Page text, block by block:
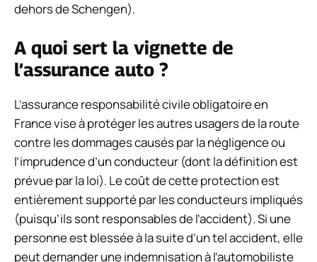
dehors de Schengen).
A quoi sert la vignette de
l’assurance auto ?
L’assurance responsabilité civile obligatoire en
France vise à protéger les autres usagers de la route
contre les dommages causés par la négligence ou
l’imprudence d’un conducteur (dont la définition est
prévue par la loi). Le coût de cette protection est
entièrement supporté par les conducteurs impliqués
(puisqu’ils sont responsables de l’accident). Si une
personne est blessée à la suite d’un tel accident, elle
peut demander une indemnisation à l’automobiliste